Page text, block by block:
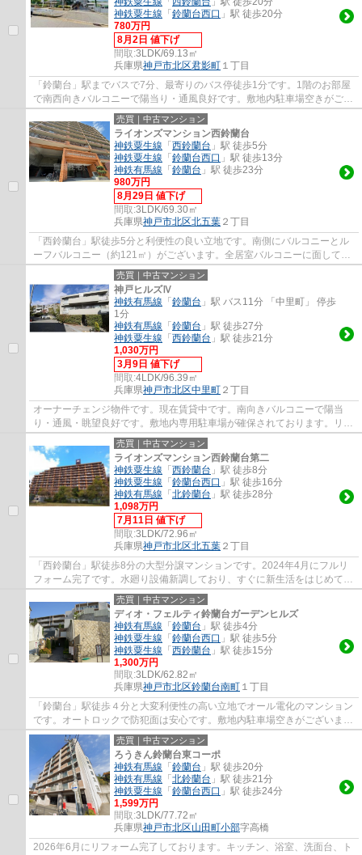
神鉄粟生線 「 鈴蘭台西口 」駅 徒歩20分
780万円
8月2日 値下げ
間取:3LDK/69.13㎡
兵庫県神戸市北区君影町 １丁目
「鈴蘭台」駅までバスで7分、最寄りのバス停徒歩1分です。1階のお部屋
で南西向きバルコニーで陽当り・通風良好です。敷地内駐車場空きがござ
います（要確認）。収益物件としてもご検討...
売買｜中古マンション
ライオンズマンション西鈴蘭台
神鉄粟生線 「 西鈴蘭台 」駅 徒歩5分
神鉄粟生線 「 鈴蘭台西口 」駅 徒歩13分
神鉄有馬線 「 鈴蘭台 」駅 徒歩23分
980万円
8月29日 値下げ
間取:3LDK/69.30㎡
兵庫県神戸市北区北五葉 ２丁目
「西鈴蘭台」駅徒歩5分と利便性の良い立地です。南側にバルコニーとル
ーフバルコニー（約121㎡）がございます。全居室バルコニーに面してい
ますので陽当り・通風良好です。近隣に商業...
売買｜中古マンション
神戸ヒルズⅣ
神鉄有馬線 「 鈴蘭台 」駅 バス11分 「中里町」 停歩
1分
神鉄有馬線 「 鈴蘭台 」駅 徒歩27分
神鉄粟生線 「 西鈴蘭台 」駅 徒歩21分
1,030万円
3月9日 値下げ
間取:4LDK/96.39㎡
兵庫県神戸市北区中里町 ２丁目
オーナーチェンジ物件です。現在賃貸中です。南向きバルコニーで陽当
り・通風・眺望良好です。敷地内専用駐車場が確保されております。リフ
ォーム歴があり室内大変おきれいです。「鈴...
売買｜中古マンション
ライオンズマンション西鈴蘭台第二
神鉄粟生線 「 西鈴蘭台 」駅 徒歩8分
神鉄粟生線 「 鈴蘭台西口 」駅 徒歩16分
神鉄有馬線 「 北鈴蘭台 」駅 徒歩28分
1,098万円
7月11日 値下げ
間取:3LDK/72.96㎡
兵庫県神戸市北区北五葉 ２丁目
「西鈴蘭台」駅徒歩8分の大型分譲マンションです。2024年4月にフルリ
フォーム完了です。水廻り設備新調しており、すぐに新生活をはじめて頂
けます。近隣に商業施設がありお買い物など...
売買｜中古マンション
ディオ・フェルティ鈴蘭台ガーデンヒルズ
神鉄有馬線 「 鈴蘭台 」駅 徒歩4分
神鉄粟生線 「 鈴蘭台西口 」駅 徒歩5分
神鉄粟生線 「 西鈴蘭台 」駅 徒歩15分
1,300万円
間取:3LDK/62.82㎡
兵庫県神戸市北区鈴蘭台南町 １丁目
「鈴蘭台」駅徒歩４分と大変利便性の高い立地でオール電化のマンション
です。オートロックで防犯面は安心です。敷地内駐車場空きがございま
す。南向きバルコニーで陽当り・通風良好で...
売買｜中古マンション
ろうきん鈴蘭台東コーポ
神鉄有馬線 「 鈴蘭台 」駅 徒歩20分
神鉄有馬線 「 北鈴蘭台 」駅 徒歩21分
神鉄粟生線 「 鈴蘭台西口 」駅 徒歩24分
1,599万円
間取:3LDK/77.72㎡
兵庫県神戸市北区山田町小部字高橋
2026年6月にリフォーム完了しております。キッチン、浴室、洗面台、ト